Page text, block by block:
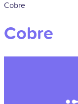
Cobre
Cobre